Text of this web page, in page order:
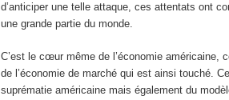
d’anticiper une telle attaque, ces attentats ont
une grande partie du monde.
C’est le cœur même de l’économie américaine,
de l’économie de marché qui est ainsi touché.
suprématie américaine mais également du